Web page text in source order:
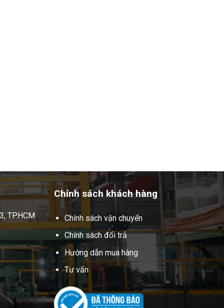
TP.HCM
Chính sách khách hàng
Chính sách vận chuyển
Chính sách đổi trả
Hướng dẫn mua hàng
Tư vấn